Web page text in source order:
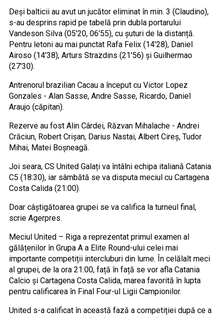
Deși balticii au avut un jucător eliminat în min. 3 (Claudino),
s-au desprins rapid pe tabelă prin dubla portarului
Vandeson Silva (05'20, 06'55), cu șuturi de la distanță.
Pentru letoni au mai punctat Rafa Felix (14'28), Daniel
Airoso (14'38), Arturs Strazdins (21'56) și Guilhermao
(27'30).
Antrenorul brazilian Cacau a început cu Victor Lopez
Gonzales - Alan Sasse, Andre Sasse, Ricardo, Daniel
Araujo (căpitan).
Rezerve au fost Alin Cârdei, Răzvan Mihalache - Andrei
Crăciun, Robert Crișan, Darius Nastai, Albert Cireș, Tudor
Mihai, Matei Boșneagă.
Joi seara, CS United Galați va întâlni echipa italiană Catania
C5 (18:30), iar sâmbătă se va disputa meciul cu Cartagena
Costa Calida (21:00).
Doar câștigătoarea grupei se va califica la turneul final,
scrie Agerpres.
Meciul United – Riga a reprezentat primul examen al
gălățenilor în Grupa A a Elite Round-ului celei mai
importante competiții intercluburi din lume. În celălalt meci
al grupei, de la ora 21:00, față în față se vor afla Catania
Calcio și Cartagena Costa Calida, marea favorită în lupta
pentru calificarea în Final Four-ul Ligii Campionilor.
United s-a calificat în această fază a competiției după ce a